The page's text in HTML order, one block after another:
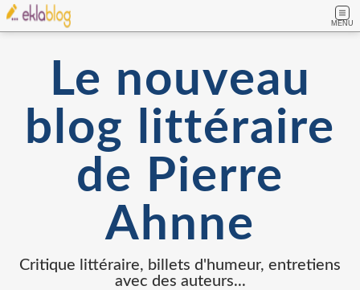
MENU
Le nouveau
blog littéraire
de Pierre
Ahnne
Critique littéraire, billets d'humeur, entretiens
avec des auteurs...